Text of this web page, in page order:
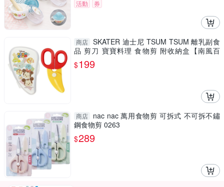
活動 券
商店 SKATER 迪士尼 TSUM TSUM 離乳副食
品 剪刀 寶寶料理 食物剪 附收納盒【南風百
貨】
$199
商店
nac nac 萬用食物剪 可拆式 不可拆不鏽
鋼食物剪 0263
$289